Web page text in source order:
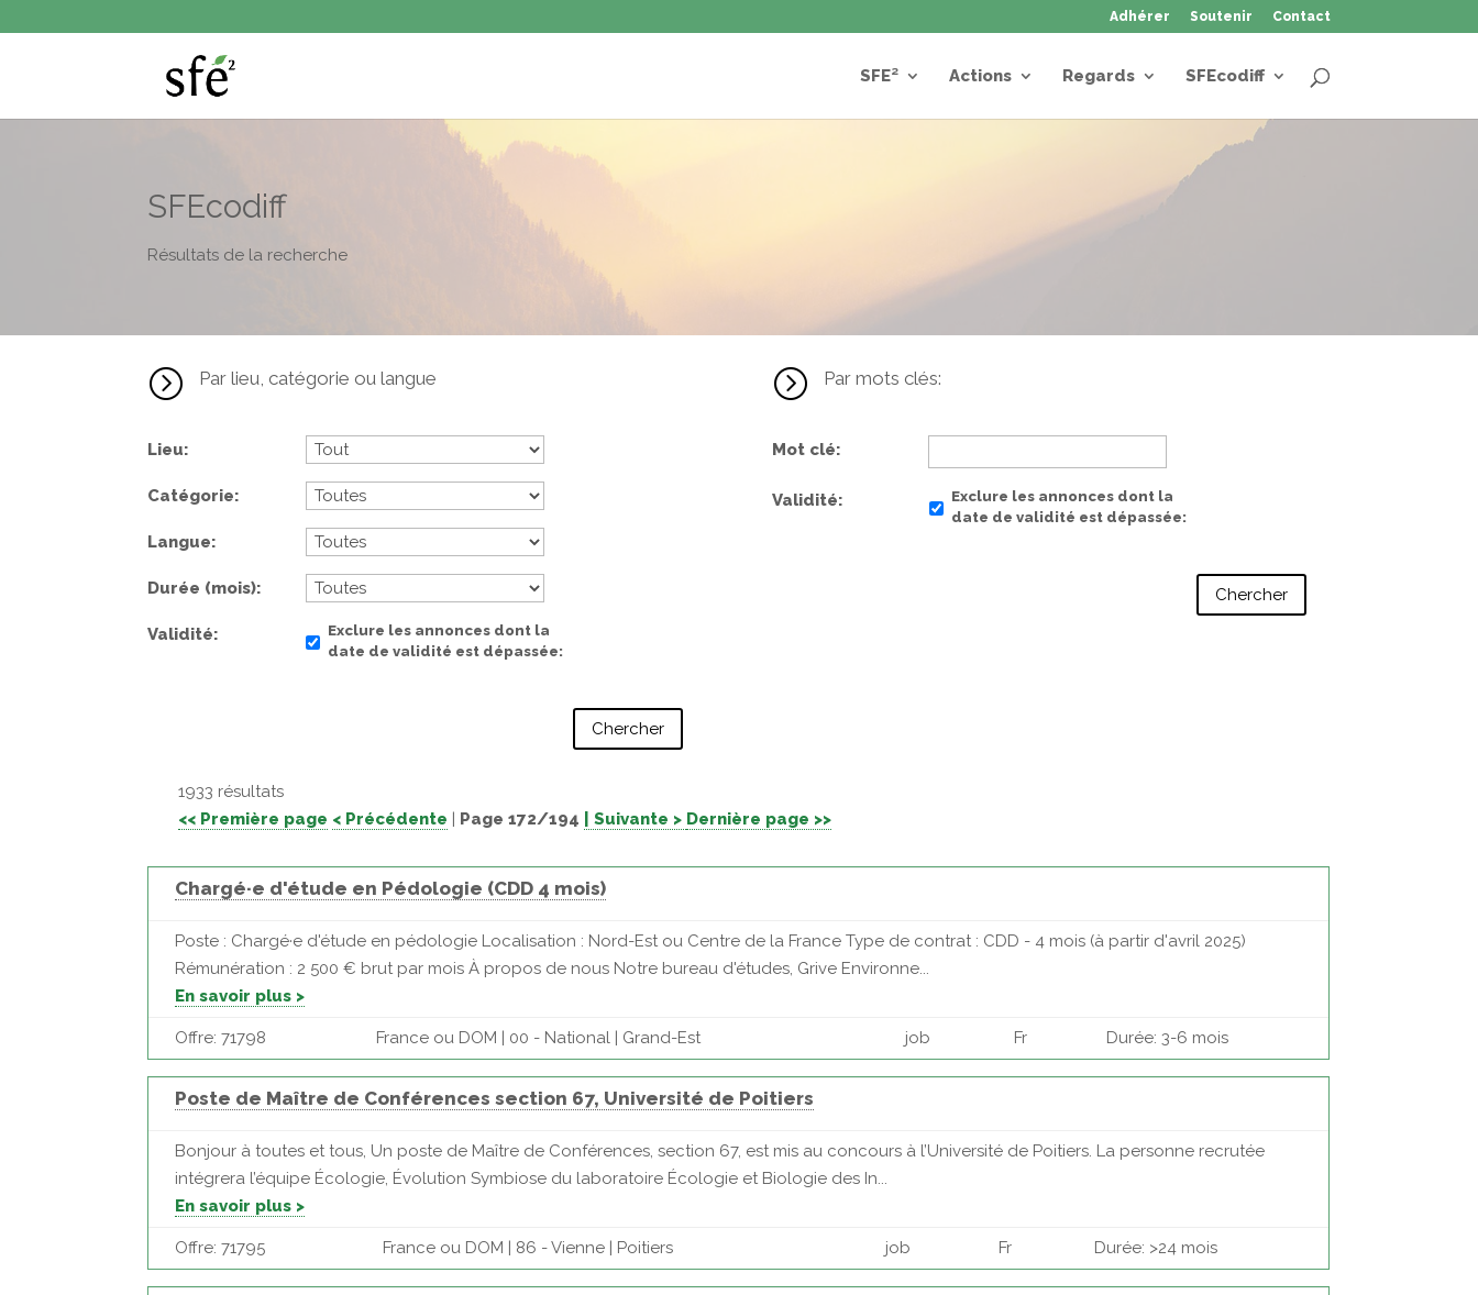
Adhérer Soutenir Contact
SFE² Actions Regards SFEcodiff
SFEcodiff
Résultats de la recherche
= Par lieu, catégorie ou langue
Lieu
Catégorie
Langue
Durée (mois)
Validité
Exclure les annonces dont la
date de validité est dépassée
= Par mots clés:
Mot clé
Validité
Exclure les annonces dont la
date de validité est dépassée
1933 résultats
<< Première page < Précédente Page 172/194 | Suivante > Dernière page >>
Chargé·e d'étude en Pédologie (CDD 4 mois)
Poste : Chargé·e d'étude en pédologie Localisation : Nord-Est ou Centre de la France Type de contrat : CDD - 4 mois (à partir d'avril 2025)
Rémunération : 2 500 € brut par mois À propos de nous Notre bureau d'études, Grive Environne...
En savoir plus >
Offre: 71798 France ou DOM | 00 - National | Grand-Est job Fr Durée: 3-6 mois
Poste de Maître de Conférences section 67, Université de Poitiers
Bonjour à toutes et tous, Un poste de Maître de Conférences, section 67, est mis au concours à l’Université de Poitiers. La personne recrutée
intégrera l’équipe Écologie, Évolution Symbiose du laboratoire Écologie et Biologie des In...
En savoir plus >
Offre: 71795 France ou DOM | 86 - Vienne | Poitiers job Fr Durée: >24 mois